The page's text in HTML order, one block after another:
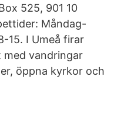
525, 901 10
Måndag-
15. I Umeå firar
med vandringar
öppna kyrkor och